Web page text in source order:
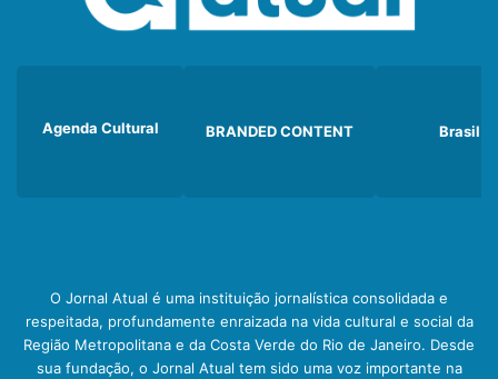
Agenda Cultural BRANDED CONTENT Brasil
O Jornal Atual é uma instituição jornalística consolidada e
respeitada, profundamente enraizada na vida cultural e social da
Região Metropolitana e da Costa Verde do Rio de Janeiro. Desde
sua fundação, o Jornal Atual tem sido uma voz importante na